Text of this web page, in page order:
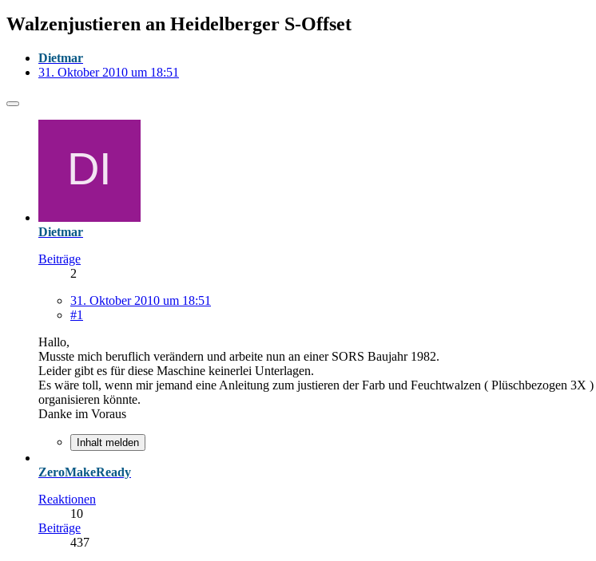
Walzenjustieren an Heidelberger S-Offset
Dietmar
31. Oktober 2010 um 18:51
Dietmar
Beiträge
2
31. Oktober 2010 um 18:51
#1
Hallo,
Musste mich beruflich verändern und arbeite nun an einer SORS Baujahr 1982.
Leider gibt es für diese Maschine keinerlei Unterlagen.
Es wäre toll, wenn mir jemand eine Anleitung zum justieren der Farb und Feuchtwalzen ( Plüschbezogen 3X )
organisieren könnte.
Danke im Voraus
Inhalt melden
ZeroMakeReady
Reaktionen
10
Beiträge
437